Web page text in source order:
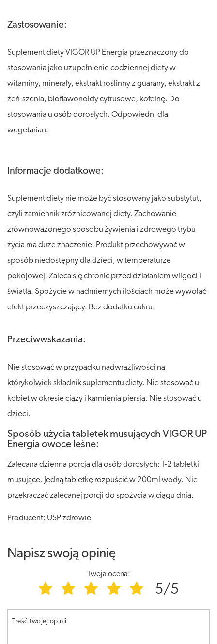
Zastosowanie:
Suplement diety VIGOR UP Energia przeznaczony do
stosowania jako uzupełnienie codziennej diety w
witaminy, minerały, ekstrakt roślinny z guarany, ekstrakt z
żeń-szenia, bioflawonoidy cytrusowe, kofeinę. Do
stosowania u osób dorosłych. Odpowiedni dla
wegetarian.
Informacje dodatkowe:
Suplement diety nie może być stosowany jako substytut,
czyli zamiennik zróżnicowanej diety. Zachowanie
zrównoważonego sposobu żywienia i zdrowego trybu
życia ma duże znaczenie. Produkt przechowywać w
sposób niedostępny dla dzieci, w temperaturze
pokojowej. Zaleca się chronić przed działaniem wilgoci i
światła. Spożycie w nadmiernych ilościach może wywołać
efekt przeczyszczający. Bez dodatku cukru.
Przeciwwskazania:
Nie stosować w przypadku nadwrażliwości na
którykolwiek składnik suplementu diety. Nie stosować u
kobiet w okresie ciąży i karmienia piersią. Nie stosować u
dzieci.
Sposób użycia tabletek musujących VIGOR UP
Energia owoce leśne:
Zalecana dzienna porcja dla osób dorosłych: 1-2 tabletki
musujące. Jedną tabletkę rozpuścić w 200ml wody. Nie
przekraczać zalecanej porcji do spożycia w ciągu dnia.
Producent: USP zdrowie
Napisz swoją opinię
Twoja ocena:
5/5
Treść twojej opinii